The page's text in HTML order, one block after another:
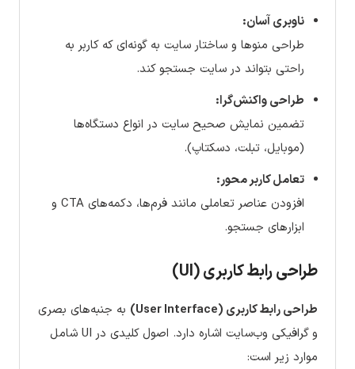
ناوبری آسان:
طراحی منوها و ساختار سایت به گونه‌ای که کاربر به
راحتی بتواند در سایت جستجو کند.
طراحی واکنش‌گرا:
تضمین نمایش صحیح سایت در انواع دستگاه‌ها
(موبایل، تبلت، دسکتاپ).
تعامل کاربر محور:
افزودن عناصر تعاملی مانند فرم‌ها، دکمه‌های CTA و
ابزارهای جستجو.
طراحی رابط کاربری (UI)
طراحی رابط کاربری (User Interface)
به جنبه‌های بصری
و گرافیکی وب‌سایت اشاره دارد. اصول کلیدی در UI شامل
موارد زیر است: